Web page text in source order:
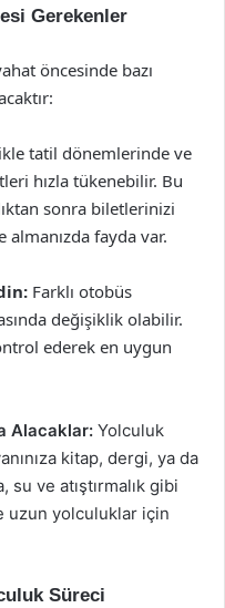
Gerekenler
öncesinde bazı
tatil dönemlerinde ve
hızla tükenebilir. Bu
sonra biletlerinizi
almanızda fayda var.
Farklı otobüs
değişiklik olabilir.
ederek en uygun
Alacaklar: Yolculuk
kitap, dergi, ya da
ve atıştırmalık gibi
uzun yolculuklar için
Süreci